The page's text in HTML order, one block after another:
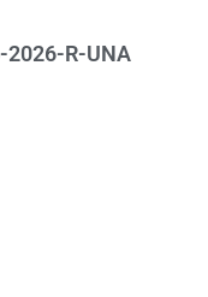
2026-R-UNA